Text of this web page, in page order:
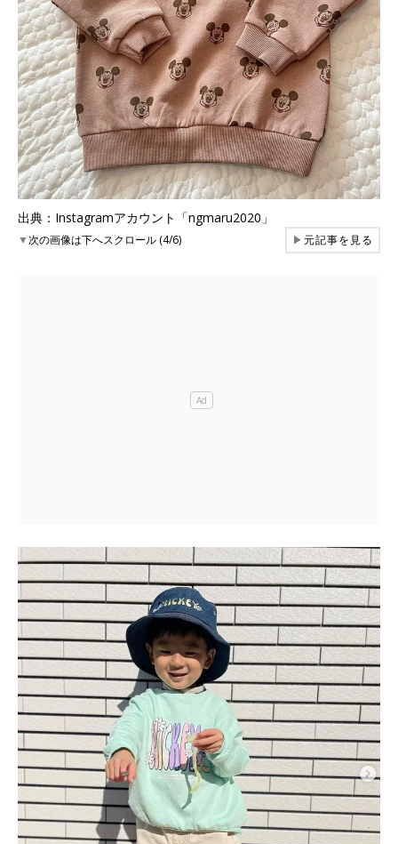
出典：Instagramアカウント「ngmaru2020」
▼次の画像は下へスクロール (4/6) ▶元記事を見る